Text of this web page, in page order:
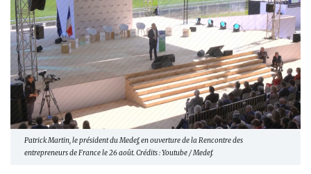
Patrick Martin, le président du Medef, en ouverture de la Rencontre des
entrepreneurs de France le 26 août. Crédits : Youtube / Medef.